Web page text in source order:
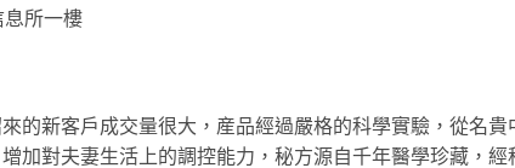
息所一樓
的新客戶成交量很大，産品經過嚴格的科學實驗，從名
加對夫妻生活上的調控能力，秘方源自千年醫學珍藏，